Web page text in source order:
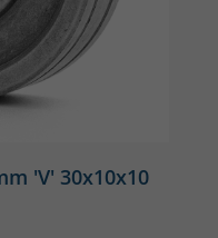
'V' 30x10x10